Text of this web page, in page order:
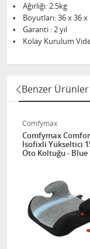
• Ağırlığı: 2.5kg
• Boyutları: 36 x 36
• Garanti : 2 yıl
• Kolay Kurulum
Benzer Ürünler
Comfymax
Comfymax
Isofixli Yükseltici
Oto Koltuğu - Blue